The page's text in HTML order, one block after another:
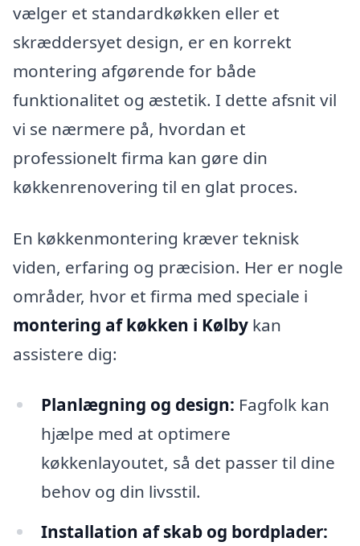
vælger et standardkøkken eller et
skræddersyet design, er en korrekt
montering afgørende for både
funktionalitet og æstetik. I dette afsnit vil
vi se nærmere på, hvordan et
professionelt firma kan gøre din
køkkenrenovering til en glat proces.
En køkkenmontering kræver teknisk
viden, erfaring og præcision. Her er nogle
områder, hvor et firma med speciale i
montering af køkken i Kølby kan
assistere dig:
Planlægning og design: Fagfolk kan
hjælpe med at optimere
køkkenlayoutet, så det passer til dine
behov og din livsstil.
Installation af skab og bordplader: